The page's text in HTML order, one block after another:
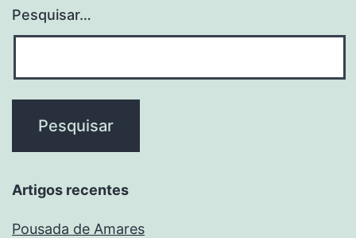
Pesquisar…
Artigos recentes
Pousada de Amares